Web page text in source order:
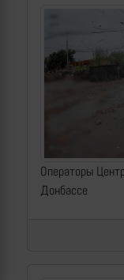
Операторы
Донбассе